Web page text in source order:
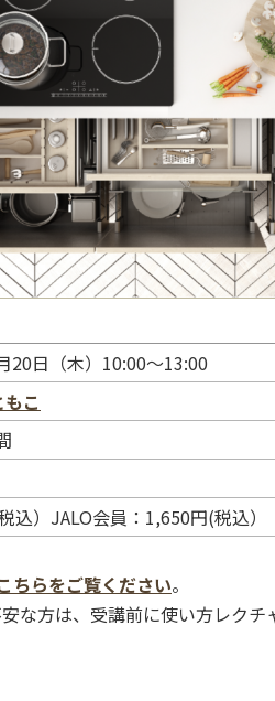
20日（木）10:00～13:00
こ
込）JALO会員：1,650円(税込）
ちらをご覧ください。
な方は、受講前に使い方レクチ